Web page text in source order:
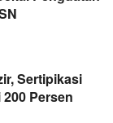
Sertipikasi
Persen